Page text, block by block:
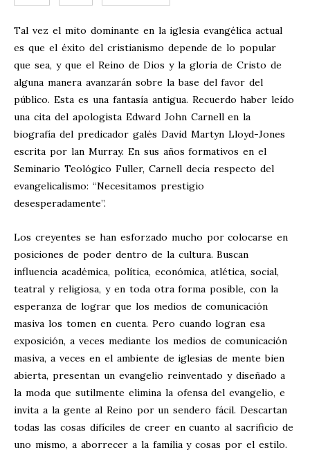
Tal vez el mito dominante en la iglesia evangélica actual
es que el éxito del cristianismo depende de lo popular
que sea, y que el Reino de Dios y la gloria de Cristo de
alguna manera avanzarán sobre la base del favor del
público. Esta es una fantasía antigua. Recuerdo haber leído
una cita del apologista Edward John Carnell en la
biografía del predicador galés David Martyn Lloyd-Jones
escrita por lan Murray. En sus años formativos en el
Seminario Teológico Fuller, Carnell decía respecto del
evangelicalismo: “Necesitamos prestigio
desesperadamente”.
Los creyentes se han esforzado mucho por colocarse en
posiciones de poder dentro de la cultura. Buscan
influencia académica, política, económica, atlética, social,
teatral y religiosa, y en toda otra forma posible, con la
esperanza de lograr que los medios de comunicación
masiva los tomen en cuenta. Pero cuando logran esa
exposición, a veces mediante los medios de comunicación
masiva, a veces en el ambiente de iglesias de mente bien
abierta, presentan un evangelio reinventado y diseñado a
la moda que sutilmente elimina la ofensa del evangelio, e
invita a la gente al Reino por un sendero fácil. Descartan
todas las cosas difíciles de creer en cuanto al sacrificio de
uno mismo, a aborrecer a la familia y cosas por el estilo.